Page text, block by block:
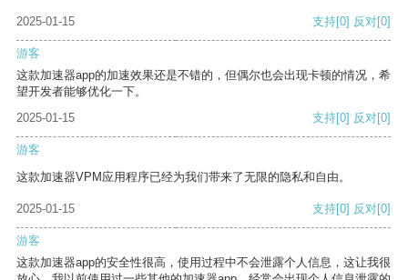
2025-01-15 支持[0] 反对[0]
游客
这款加速器app的加速效果还是不错的，但偶尔也会出现卡顿的情况，希
望开发者能够优化一下。
2025-01-15
支持[0] 反对[0]
游客
这款加速器VPM应用程序已经为我们带来了无限的隐私和自由。
2025-01-15 支持[0] 反对[0]
游客
这款加速器app的安全性很高，使用过程中不会泄露个人信息，这让我很